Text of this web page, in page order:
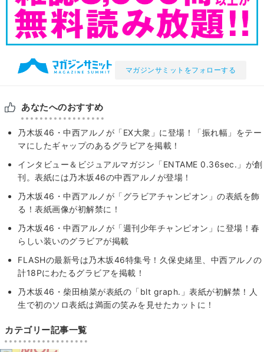
マガジンサミットをフォローする
あなたへのおすすめ
乃木坂46・中西アルノが「EX大衆」に登場！「振れ幅」をテー
マにしたギャップのあるグラビアを掲載！
インタビュー＆ビジュアルマガジン「ENTAME 0.36sec.」が創
刊。表紙には乃木坂46の中西アルノが登場！
乃木坂46・中西アルノが「グラビアチャンピオン」の表紙を飾
る！表紙画像が初解禁に！
乃木坂46・中西アルノが「週刊少年チャンピオン」に登場！春
らしい装いのグラビアが掲載
FLASHの最新号は乃木坂46特集号！久保史緒里、中西アルノの
計18Pにわたるグラビアを掲載！
乃木坂46・柴田柚菜が表紙の「blt graph.」表紙が初解禁！人
生で初のソロ表紙は満面の笑みを見せたカットに！
カテゴリー記事一覧